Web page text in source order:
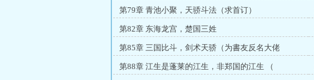
第79章 青池小聚，天骄斗法（求首订）
第82章 东海龙宫，楚国三姓
第85章 三国比斗，剑术天骄（为書友反名大佬
第88章 江生是蓬莱的江生，非郑国的江生 （